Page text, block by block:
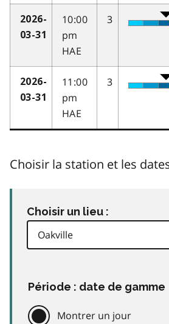
2026-
03-31
10:00
pm
HAE
3
2026-
03-31
11:00
pm
HAE
3
Choisir la station et les
Choisir un lieu :
Période : date de gamme
Montrer un jour